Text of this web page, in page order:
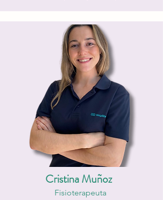
Cristina Muñoz
Fisioterapeuta